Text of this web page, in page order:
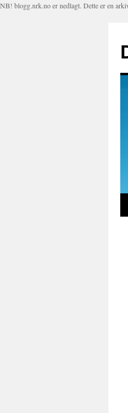
NB! blogg.nrk.no er nedlagt. Dette er en